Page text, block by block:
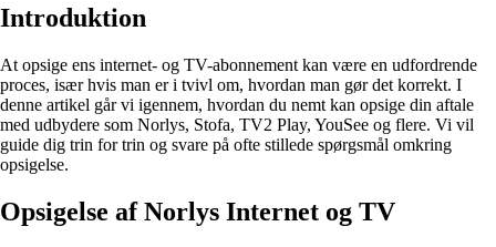
Introduktion
At opsige ens internet- og TV-abonnement kan være en udfordrende
proces, især hvis man er i tvivl om, hvordan man gør det korrekt. I
denne artikel går vi igennem, hvordan du nemt kan opsige din aftale
med udbydere som Norlys, Stofa, TV2 Play, YouSee og flere. Vi vil
guide dig trin for trin og svare på ofte stillede spørgsmål omkring
opsigelse.
Opsigelse af Norlys Internet og TV